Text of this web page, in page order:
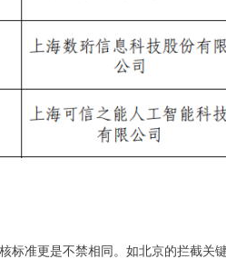
标准更是不禁相同。如北京的拦截关